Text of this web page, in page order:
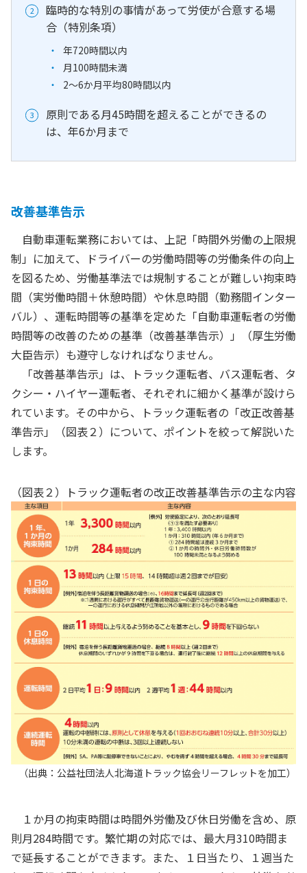
臨時的な特別の事情があって労使が合意する場
合（特別条項）
年720時間以内
月100時間未満
2～6か月平均80時間以内
原則である月45時間を超えることができるの
は、年6か月まで
改善基準告示
自動車運転業務においては、上記「時間外労働の上限規
制」に加えて、ドライバーの労働時間等の労働条件の向上
を図るため、労働基準法では規制することが難しい拘束時
間（実労働時間＋休憩時間）や休息時間（勤務間インター
バル）、運転時間等の基準を定めた「自動車運転者の労働
時間等の改善のための基準（改善基準告示）」（厚生労働
大臣告示）も遵守しなければなりません。
「改善基準告示」は、トラック運転者、バス運転者、タ
クシー・ハイヤー運転者、それぞれに細かく基準が設けら
れています。その中から、トラック運転者の「改正改善基
準告示」（図表２）について、ポイントを絞って解説いた
します。
（図表２）トラック運転者の改正改善基準告示の主な内容
（出典：公益社団法人北海道トラック協会リーフレットを加工）
１か月の拘束時間は時間外労働及び休日労働を含め、原
則月284時間です。繁忙期の対応では、最大月310時間ま
で延長することができます。また、１日当たり、１週当た